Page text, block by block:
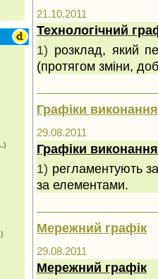
21.10.2011
Технологічний
1) розклад, який
(протягом зміни,
Графіки
29.08.2011
Графіки
1) регламентують
за елементами.
Мережний графік
29.08.2011
Мережний графік